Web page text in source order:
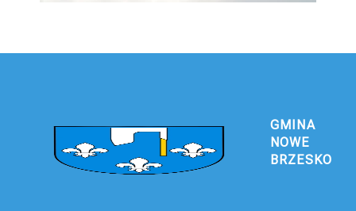
GMINA
NOWE
BRZESKO